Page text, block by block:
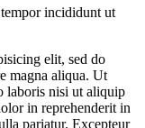
incididunt ut
elit, sed do
magna aliqua. Ut
laboris nisi ut aliquip
in reprehenderit in
pariatur. Excepteur